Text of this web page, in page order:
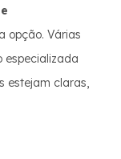
opção. Várias
especializada
estejam claras,